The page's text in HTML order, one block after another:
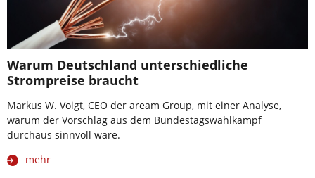
Warum Deutschland unterschiedliche
Strompreise braucht
Markus W. Voigt, CEO der aream Group, mit einer Analyse,
warum der Vorschlag aus dem Bundestagswahlkampf
durchaus sinnvoll wäre.
mehr